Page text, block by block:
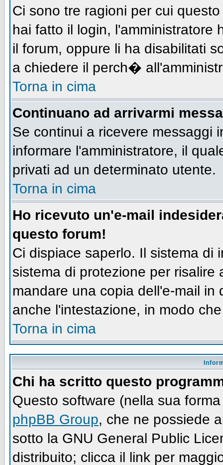
Ci sono tre ragioni per cui
hai fatto il login, l'amministratore
il forum, oppure li ha disabilitati
a chiedere il perch�
Torna in cima
Continuano ad arrivarmi
Se continui a ricevere messaggi
informare l'amministratore, il
privati ad un determinato utente.
Torna in cima
Ho ricevuto un'e-mail
questo forum!
Ci dispiace saperlo. Il sistema di
sistema di protezione per
mandare una copia dell'e-mail
anche l'intestazione, in modo
Torna in cima
Chi ha scritto questo
Questo software (nella sua
phpBB Group, che ne possiede
sotto la GNU General Public
distribuito; clicca il link per